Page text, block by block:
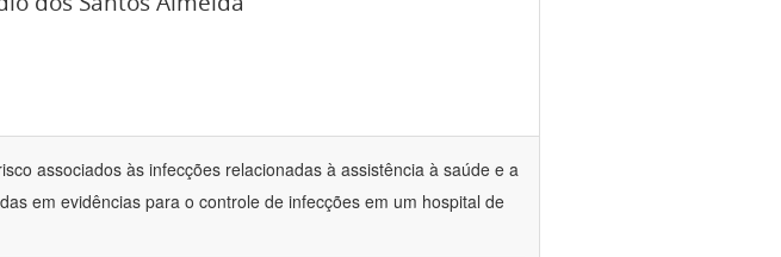
associados às infecções relacionadas à assistência à saúde e a
em evidências para o controle de infecções em um hospital de